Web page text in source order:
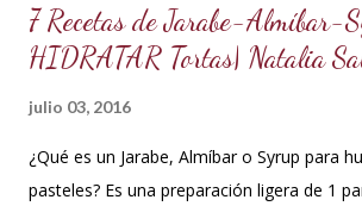
7 Recetas de Jarabe-Almíbar-
HIDRATAR Tortas| Natalia
julio 03, 2016
¿Qué es un Jarabe, Almíbar o Syrup para
pasteles? Es una preparación ligera de 1